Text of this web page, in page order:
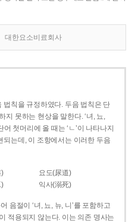
대한요소비료회사
칙을 규정하였다. 두음 법칙은 단
지 못하는 현상을 말한다. ‘녀, 뇨,
첫머리에 올 때는 ‘ㄴ’이 나타나지
되는데, 이 조항에서는 이러한 두음
요도(尿道)
익사(溺死)
음절이 ‘녀, 뇨, 뉴, 니’를 포함하고
적용되지 않는다. 이는 의존 명사는